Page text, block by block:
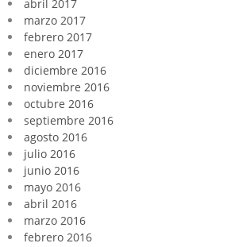
abril 2017
marzo 2017
febrero 2017
enero 2017
diciembre 2016
noviembre 2016
octubre 2016
septiembre 2016
agosto 2016
julio 2016
junio 2016
mayo 2016
abril 2016
marzo 2016
febrero 2016